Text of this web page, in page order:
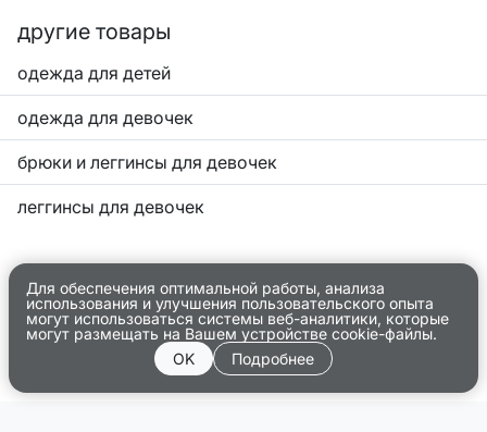
другие товары
одежда для детей
одежда для девочек
брюки и леггинсы для девочек
леггинсы для девочек
Для обеспечения оптимальной работы, анализа
использования и улучшения пользовательского опыта
могут использоваться системы веб-аналитики, которые
могут размещать на Вашем устройстве cookie-файлы.
OK
Подробнее